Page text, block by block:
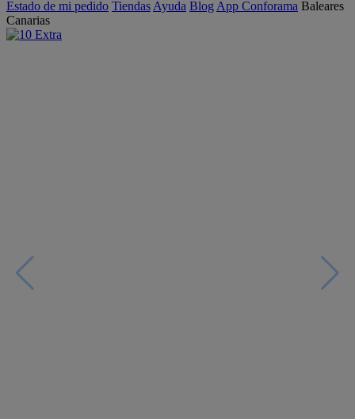
Estado de mi pedido Tiendas Ayuda Blog App Conforama Baleares
Canarias